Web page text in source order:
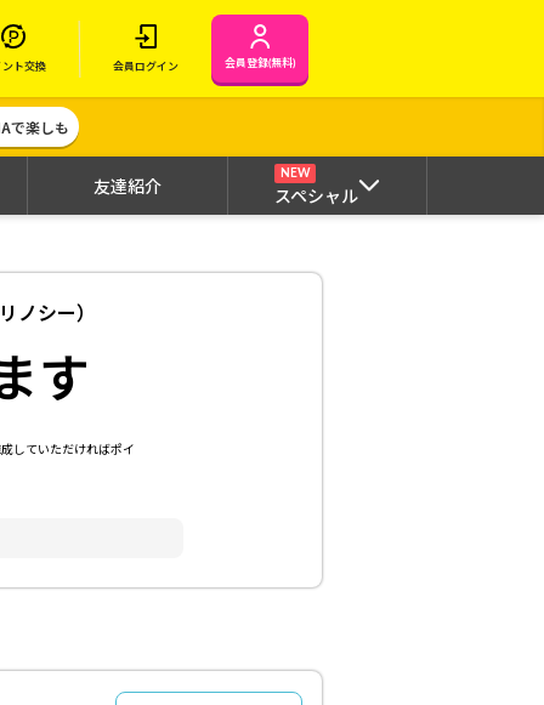
ント交換 会員ログイン 会員登録(無料)
で楽しも
友達紹介
NEW
スペシャル
ノシー）
す
していただければポイ